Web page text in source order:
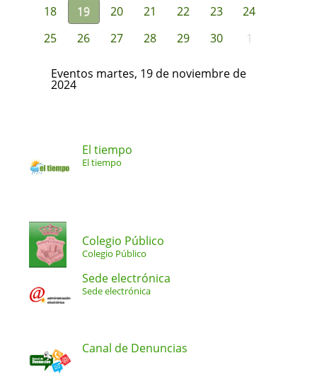
18
19 20 21 22 23
24
25
26 27 28 29 30 1
Eventos martes, 19 de noviembre de
2024
El tiempo
El tiempo
Colegio Público
Colegio Público
Sede electrónica
Sede electrónica
Canal de Denuncias